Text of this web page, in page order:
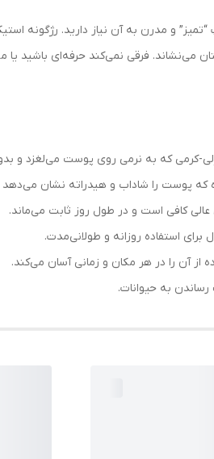
و مدرن به آن نیاز دارید. رژگونه
که پوست را شاداب و هیدراته نشان
عالی کافی است و در طول روز ثابت می‌ماند.
استفاده روزانه و طولانی‌مدت.
آن را در هر مکان و زمانی آسان می‌کند.